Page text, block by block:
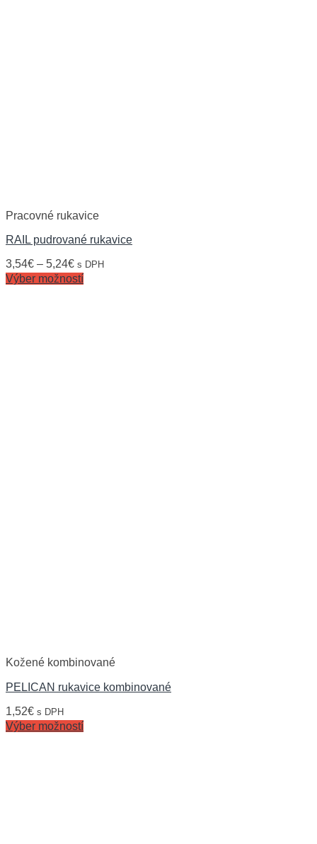
Pracovné rukavice
RAIL pudrované rukavice
3,54€ – 5,24€ s DPH
Výber možností
Kožené kombinované
PELICAN rukavice kombinované
1,52€ s DPH
Výber možností